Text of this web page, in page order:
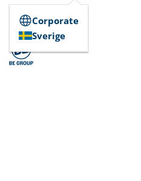
Corporate
Sverige